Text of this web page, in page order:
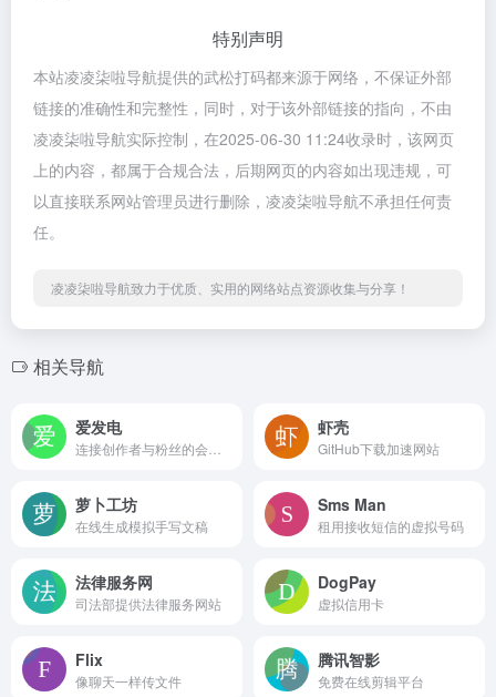
特别声明
本站凌凌柒啦导航提供的武松打码都来源于网络，不保证外部
链接的准确性和完整性，同时，对于该外部链接的指向，不由
凌凌柒啦导航实际控制，在2025-06-30 11:24收录时，该网页
上的内容，都属于合规合法，后期网页的内容如出现违规，可
以直接联系网站管理员进行删除，凌凌柒啦导航不承担任何责
任。
凌凌柒啦导航致力于优质、实用的网络站点资源收集与分享！
相关导航
爱发电 虾壳
GitHub下载加速网站
萝卜工坊
在线生成模拟手写文稿
Sms Man
租用接收短信的虚拟号码
法律服务网
司法部提供法律服务网站
DogPay
虚拟信用卡
Flix
像聊天一样传文件
腾讯智影
免费在线剪辑平台